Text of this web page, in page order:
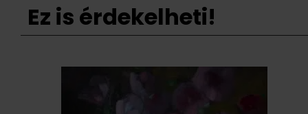
Ez is érdekelheti!